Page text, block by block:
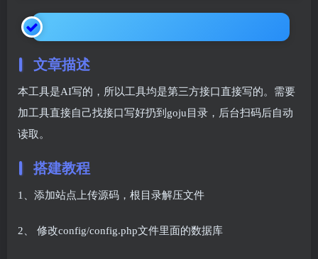
文章描述
本工具是AI写的，所以工具均是第三方接口直接写的。需要
加工具直接自己找接口写好扔到goju目录，后台扫码后自动
读取。
搭建教程
1、添加站点上传源码，根目录解压文件
2、 修改config/config.php文件里面的数据库